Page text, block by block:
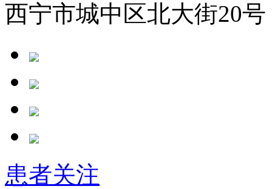
西宁市城中区北大街20
患者关注